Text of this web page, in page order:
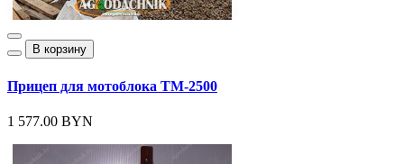
В корзину
Прицеп для мотоблока ТМ-2500
1 577.00 BYN